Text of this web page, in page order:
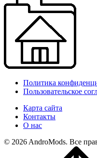
Политика
Пользовательское
Карта сайта
Контакты
О нас
© 2026 AndroMods. Все